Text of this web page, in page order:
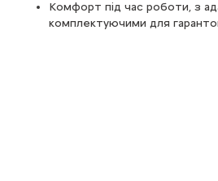
Між колісними арками (1,42 м);
Між перегородками (1,87 м);